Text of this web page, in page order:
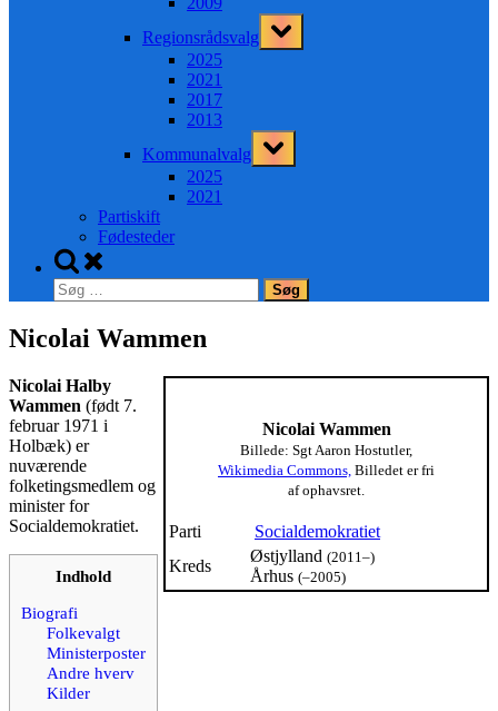
Regionsrådsvalg
Toggle
sub-
2025
2021
2017
2013
Kommunalvalg
Toggle
sub-
2025
2021
Partiskift
Fødesteder
Toggle
search
form
Søg
efter:
Nicolai Wammen
Nicolai Wammen
Billede: Sgt Aaron Hostutler,
Wikimedia Commons, Billedet er fri
af ophavsret.
Parti
Socialdemokratiet
Kreds
Østjylland (2011–)
Århus (–2005)
Nicolai Halby
Wammen (født 7.
februar 1971 i
Holbæk) er
nuværende
folketingsmedlem og
minister for
Socialdemokratiet.
Indhold
Biografi
Folkevalgt
Ministerposter
Andre hverv
Kilder